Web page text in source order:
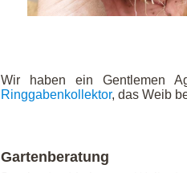
Wir haben ein Gentlemen
Ringgabenkollektor, das Weib
Gartenberatung